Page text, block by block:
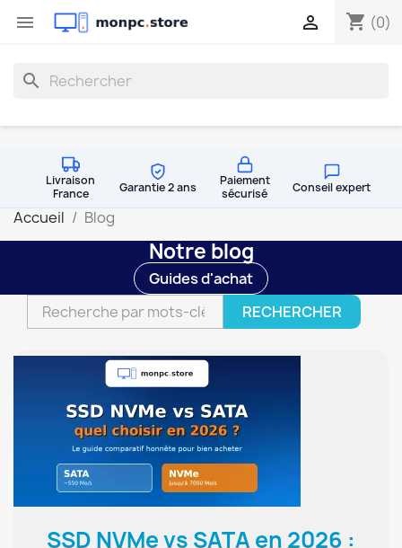
 shopping_cart (0)

search
Livraison
France
Garantie 2 ans
Paiement
sécurisé
Conseil expert
Accueil Blog
Notre blog
Guides d'achat
RECHERCHER
SSD NVMe vs SATA en 2026 :